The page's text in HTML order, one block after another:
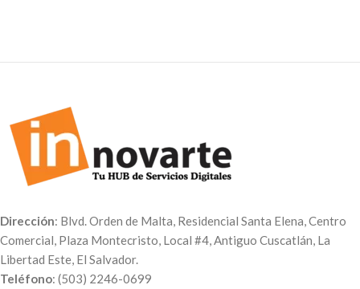
marca.Indicación: Para
lapicero, envíanos el diseño,
logo, texto, frase y el diseño del
sticker caja blanca de 6x6x4
pulgadas al
Correo:
servicioalcliente@innovarte.com.sv
pago a través de nuestra página
web para poder procesar tu
orden. A tu correo te enviaremos
el comprobante de pago, el
cumpleaños, eventos o para
texto, frase y el diseño del
sticker caja blanca de 9x6x4
pulgadas al
7603-5669. Puedes realizar el
pago a través de nuestra página
Dirección: Blvd. Orden de Malta, Residencial Santa Elena, Centro
Comercial, Plaza Montecristo, Local #4, Antiguo Cuscatlán, La
Libertad Este, El Salvador.
Teléfono: (503) 2246-0699